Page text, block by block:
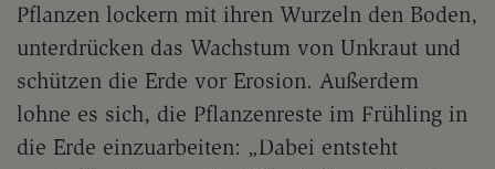
Pflanzen lockern mit ihren Wurzeln den Boden,
unterdrücken das Wachstum von Unkraut und
schützen die Erde vor Erosion. Außerdem
lohne es sich, die Pflanzenreste im Frühling in
die Erde einzuarbeiten: „Dabei entsteht